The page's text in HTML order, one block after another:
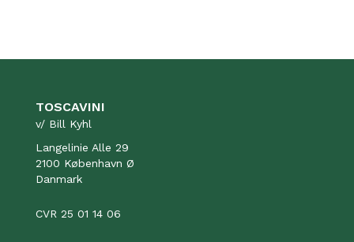
TOSCAVINI
v/ Bill Kyhl
Langelinie Alle 29
2100 København Ø
Danmark
CVR 25 01 14 06